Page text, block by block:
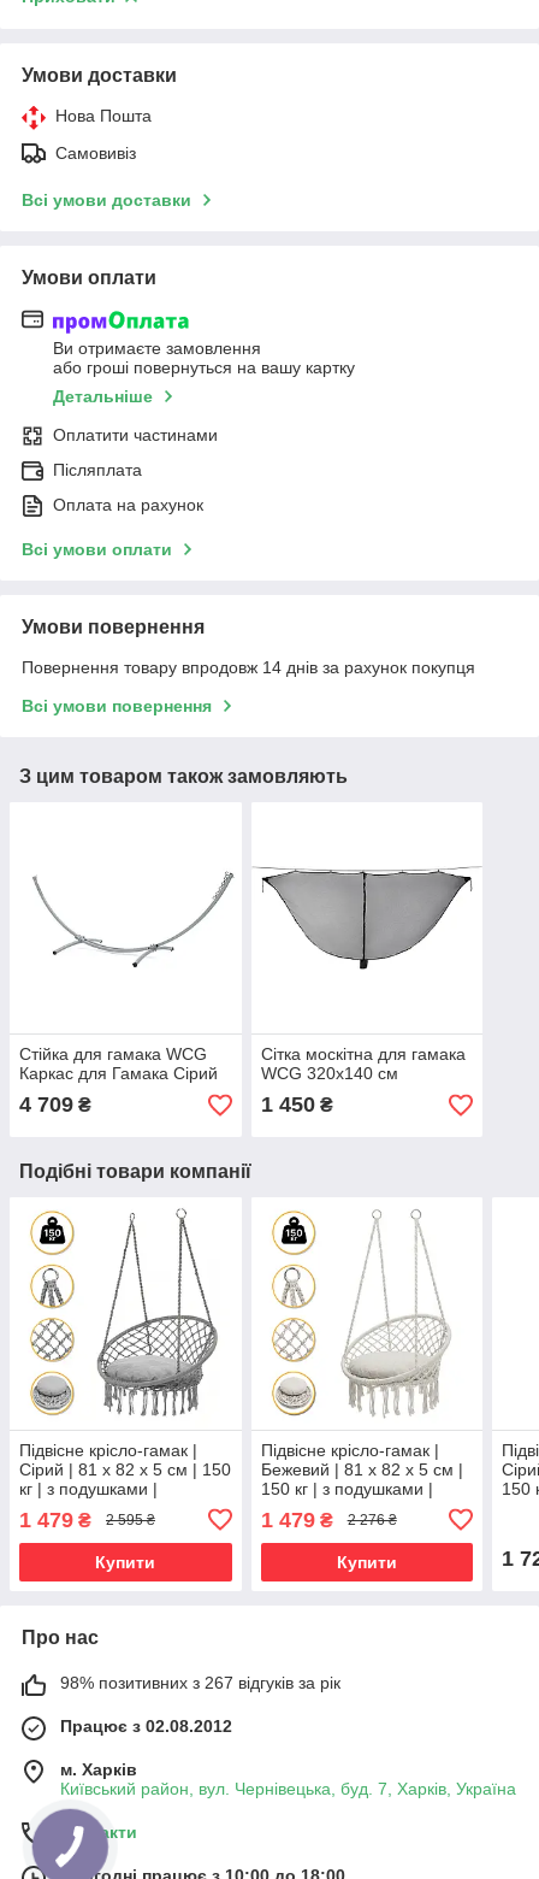
Умови доставки
Нова Пошта
Самовивіз
Всі умови доставки
Умови оплати
Ви отримаєте замовлення
або гроші повернуться на вашу картку
Детальніше
Оплатити частинами
Післяплата
Оплата на рахунок
Всі умови оплати
Умови повернення
Повернення товару впродовж 14 днів за рахунок покупця
Всі умови повернення
З цим товаром також замовляють
Стійка для гамака WCG
Каркас для Гамака Сірий
4 709 ₴
Сітка москітна для гамака
WCG 320х140 см
1 450₴
Подібні товари компанії
Підвісне крісло-гамак |
Сірий | 81 x 82 x 5 см | 150
кг | з подушками |
дому, саду, балкона та
тераси
1 479 ₴ 2 595 ₴
Купити
Підвісне крісло-гамак |
Бежевий | 81 x 82 x 5 см |
150 кг | з подушками |
дому, саду, балкона та
тераси
1 479₴ 2 276 ₴
Купити
150
1
Про нас
98% позитивних з 267 відгуків за рік
Працює з 02.08.2012
м. Харків
Київський район, вул. Чернівецька, буд. 7, Харків, Україна
Контакти